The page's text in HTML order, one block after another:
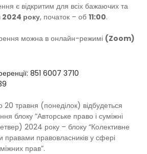
є відкритим для всіх бажаючих та
2024 року, початок – об 11:00.
можна в онлайн-режимі (Zoom)
851 6007 3710
травня (понеділок) відбудеться
блоку “Авторське право і суміжні
2024 року – блоку “Колективне
правами правовласників у сфері
прав”.